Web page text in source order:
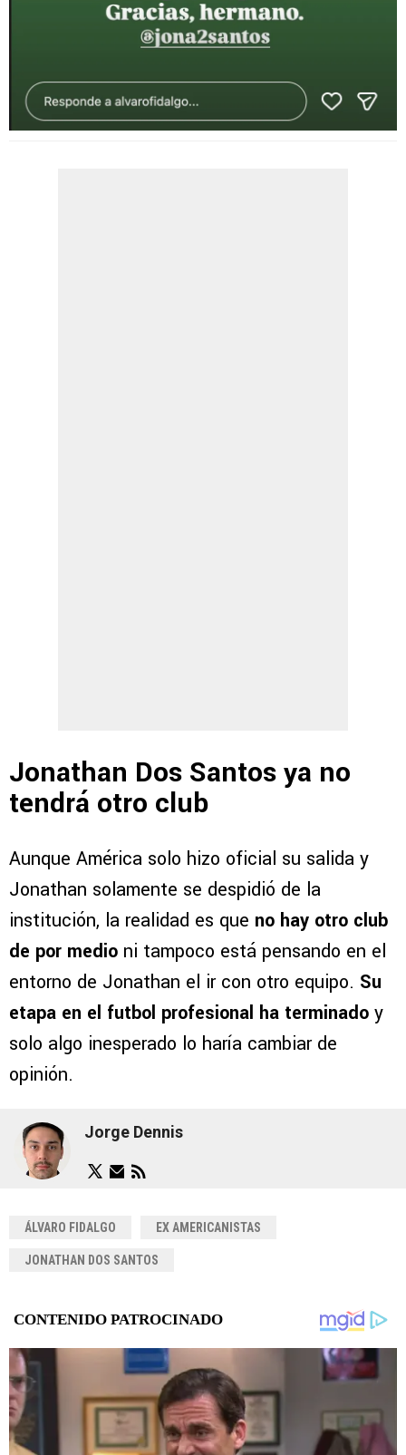
Jonathan Dos Santos ya no
tendrá otro club
Aunque América solo hizo oficial su salida y
Jonathan solamente se despidió de la
institución, la realidad es que no hay otro club
de por medio ni tampoco está pensando en el
entorno de Jonathan el ir con otro equipo. Su
etapa en el futbol profesional ha terminado y
solo algo inesperado lo haría cambiar de
opinión.
Jorge Dennis
ÁLVARO FIDALGO EX AMERICANISTAS
JONATHAN DOS SANTOS